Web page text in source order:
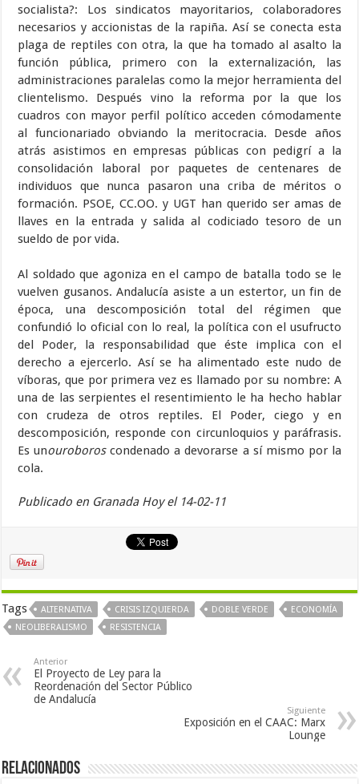
socialista?: Los sindicatos mayoritarios, colaboradores
necesarios y accionistas de la rapiña. Así se conecta esta
plaga de reptiles con otra, la que ha tomado al asalto la
función pública, primero con la externalización, las
administraciones paralelas como la mejor herramienta del
clientelismo. Después vino la reforma por la que los
cuadros con mayor perfil político acceden cómodamente
al funcionariado obviando la meritocracia. Desde años
atrás asistimos en empresas públicas con pedigrí a la
consolidación laboral por paquetes de centenares de
individuos que nunca pasaron una criba de méritos o
formación. PSOE, CC.OO. y UGT han querido ser amas de
llaves en la entrada y salida al codiciado tesoro de un
sueldo de por vida.
Al soldado que agoniza en el campo de batalla todo se le
vuelven gusanos. Andalucía asiste a un estertor, un fin de
época, una descomposición total del régimen que
confundió lo oficial con lo real, la política con el usufructo
del Poder, la responsabilidad que éste implica con el
derecho a ejercerlo. Así se ha alimentado este nudo de
víboras, que por primera vez es llamado por su nombre: A
una de las serpientes el resentimiento le ha hecho hablar
con crudeza de otros reptiles. El Poder, ciego y en
descomposición, responde con circunloquios y paráfrasis.
Es unouroboroscondenado a devorarse a sí mismo por la
cola.
Publicado en Granada Hoy el 14-02-11
Tags ALTERNATIVA CRISIS IZQUIERDA DOBLE VERDE
ECONOMÍA
NEOLIBERALISMO
RESISTENCIA
Anterior
El Proyecto de Ley para la
Reordenación del Sector Público
de Andalucía
Siguiente
Exposición en el CAAC: Marx
Lounge
Relacionados